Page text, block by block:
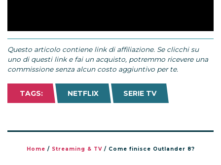
Questo articolo contiene link di affiliazione. Se clicchi su
uno di questi link e fai un acquisto, potremmo ricevere una
commissione senza alcun costo aggiuntivo per te.
TAGS: NETFLIX SERIE TV
Home / Streaming & TV/ Come finisce Outlander 8?